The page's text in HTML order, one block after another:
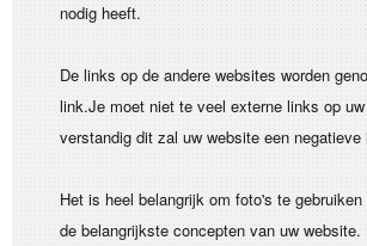
nodig heeft.
De links op de andere websites worden
link.Je moet niet te veel externe links op
verstandig dit zal uw website een negatieve
Het is heel belangrijk om foto's te
de belangrijkste concepten van uw